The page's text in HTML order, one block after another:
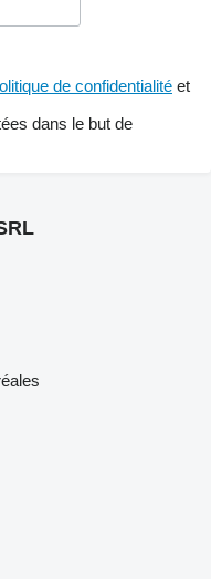
de confidentialité et
dans le but de